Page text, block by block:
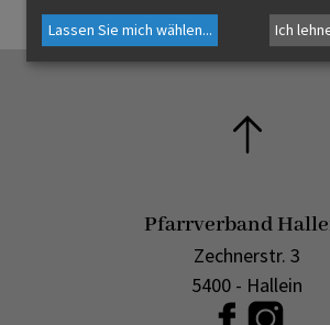
Pfarrverband
Zechnerstr. 3
5400 - Hallein
Lassen Sie mich wählen... Ich